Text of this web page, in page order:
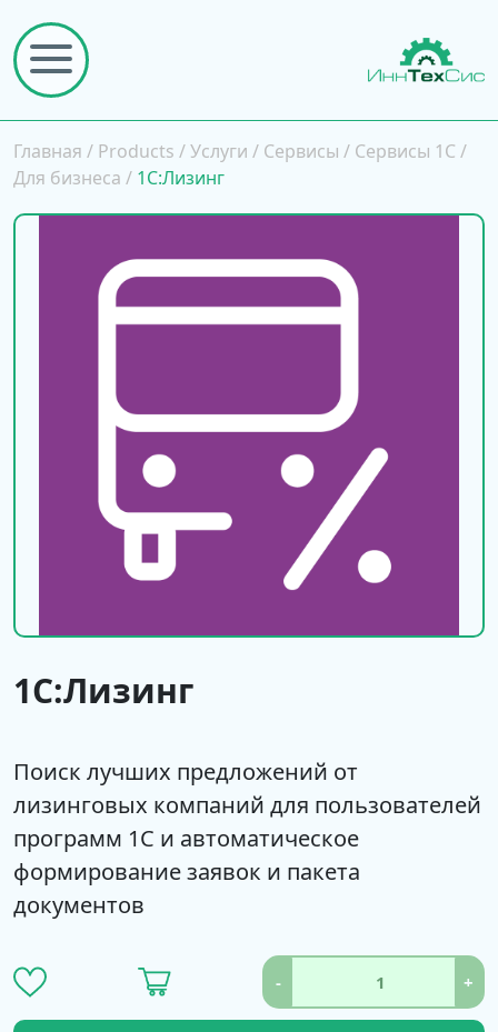
Главная / Products /Услуги / Сервисы / Сервисы 1С /
Для бизнеса / 1С:Лизинг
1С:Лизинг
Поиск лучших предложений от
лизинговых компаний для пользователей
программ 1С и автоматическое
формирование заявок и пакета
документов
- +